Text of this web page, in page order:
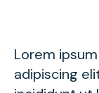
Lorem
adipiscing